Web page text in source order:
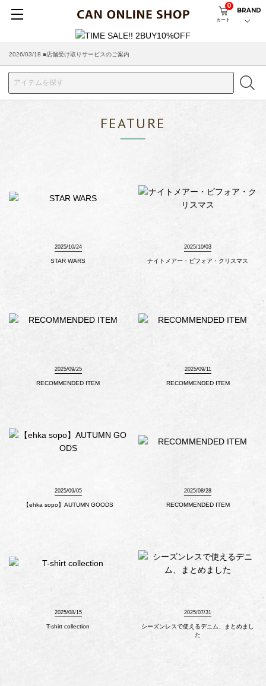
カート
0
BRAND
2026/03/18 ■店舗受け取りサービスのご案内
FEATURE
2025/10/24
STAR WARS
2025/10/03
ナイトメアー・ビフォア・クリスマス
2025/09/25
RECOMMENDED ITEM
2025/09/11
RECOMMENDED ITEM
2025/09/05
【ehka sopo】AUTUMN GOODS
2025/08/28
RECOMMENDED ITEM
2025/08/15
T-shirt collection
2025/07/31
シーズンレスで使えるデニム、まとめまし
た